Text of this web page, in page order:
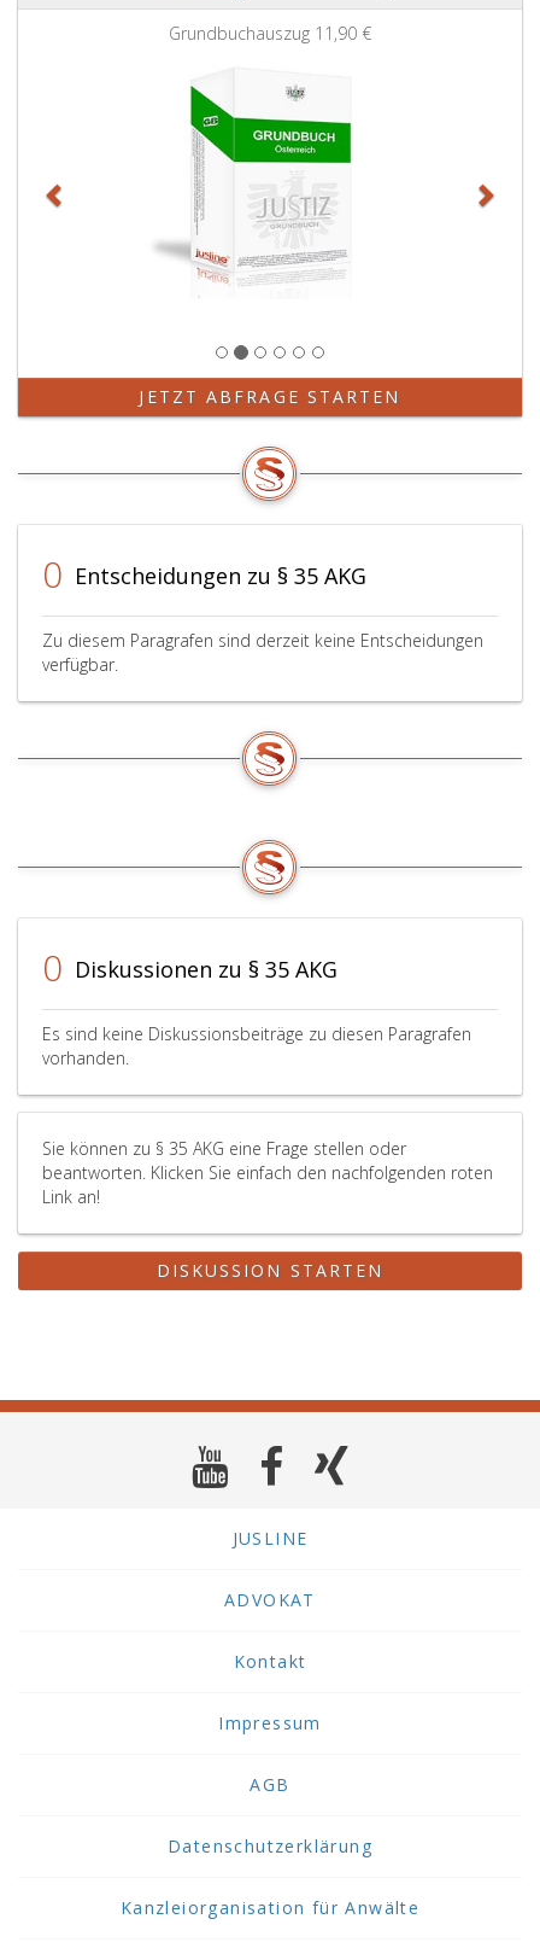
Grundbuchauszug 11,90 €
JETZT ABFRAGE STARTEN
0 Entscheidungen zu § 35 AKG
Zu diesem Paragrafen sind derzeit keine Entscheidungen
verfügbar.
0 Diskussionen zu § 35 AKG
Es sind keine Diskussionsbeiträge zu diesen Paragrafen
vorhanden.
Sie können zu § 35 AKG eine Frage stellen oder
beantworten. Klicken Sie einfach den nachfolgenden roten
Link an!
DISKUSSION STARTEN
JUSLINE
ADVOKAT
Kontakt
Impressum
AGB
Datenschutzerklärung
Kanzleiorganisation für Anwälte